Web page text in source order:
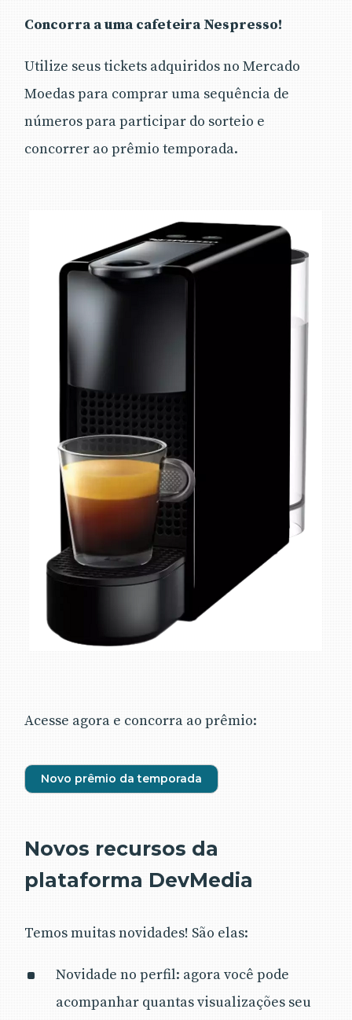
Concorra a uma cafeteira Nespresso!
Utilize seus tickets adquiridos no Mercado
Moedas para comprar uma sequência de
números para participar do sorteio e
concorrer ao prêmio temporada.
Acesse agora e concorra ao prêmio:
Novo prêmio da temporada
Novos recursos da
plataforma DevMedia
Temos muitas novidades! São elas:
Novidade no perfil: agora você pode
acompanhar quantas visualizações seu